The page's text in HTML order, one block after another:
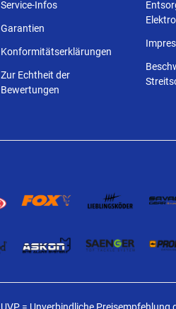
Service-Infos
Garantien
Konformitätserklärungen
Zur Echtheit der
Bewertungen
UVP = Unverbindliche Preisempfehlung